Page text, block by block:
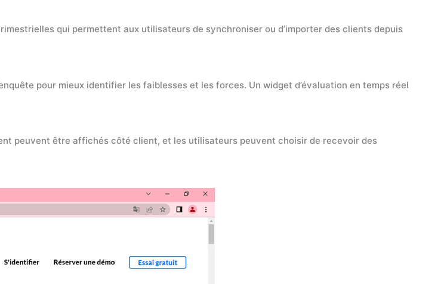
qui permettent aux utilisateurs de synchroniser ou d’importer des clients depuis
pour mieux identifier les faiblesses et les forces. Un widget d’évaluation en temps réel
peuvent être affichés côté client, et les utilisateurs peuvent choisir de recevoir des